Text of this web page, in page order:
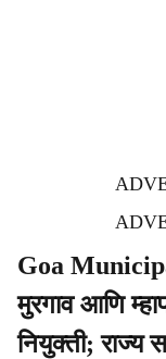
Goa
मुरगाव आणि
नियुक्ती; राज्य